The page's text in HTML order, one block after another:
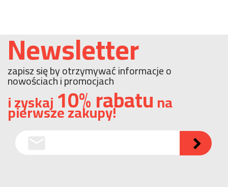
Newsletter
zapisz się by otrzymywać informacje o
nowościach i promocjach
i zyskaj10% rabatuna
pierwsze zakupy!
